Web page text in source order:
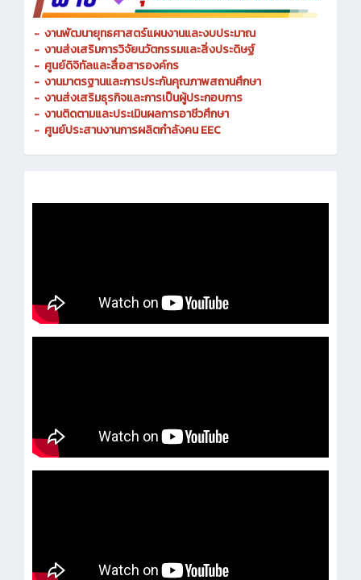
- งานพัฒนายุทธศาสตร์แผนงานและงบประมาณ
- งานส่งเสริมการวิจัยนวัตกรรมและสิ่งประดิษฐ์
- ศูนย์ดิจิทัลและสื่อสารองค์กร
- งานมาตรฐานและการประกันคุณภาพสถานศึกษา
- งานส่งเสริมธุรกิจและการเป็นผู้ประกอบการ
- งานติดตามและประเมินผลการอาชีวศึกษา
-ศูนย์ประสานงานการผลิตกำลังคน EEC